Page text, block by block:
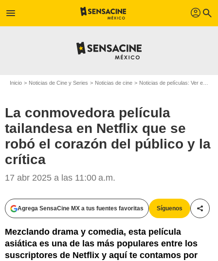
menu profil search
Inicio Noticias de Cine y Series Noticias de cine Noticias de películas: Ver en la web
La conmovedora película
tailandesa en Netflix que se
robó el corazón del público y la
crítica
17 abr 2025 a las 11:00 a.m.
Agrega SensaCine MX a tus fuentes favoritas Síguenos
Mezclando drama y comedia, esta película
asiática es una de las más populares entre los
suscriptores de Netflix y aquí te contamos por